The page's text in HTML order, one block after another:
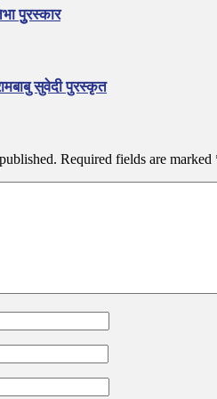
पुुरस्कार
सुवेदी पुरस्कृत
Required fields are marked